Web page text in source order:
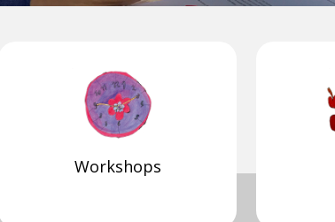
Workshops